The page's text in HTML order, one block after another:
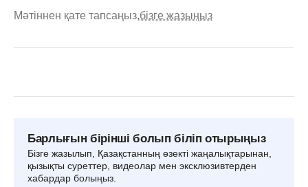
Мәтіннен қате тапсаңыз,бізге жазыңыз
Барлығын бірінші болып біліп отырыңыз
Бізге жазылып, Қазақстанның өзекті жаңалықтарынан,
қызықты суреттер, видеолар мен эксклюзивтерден
хабардар болыңыз.